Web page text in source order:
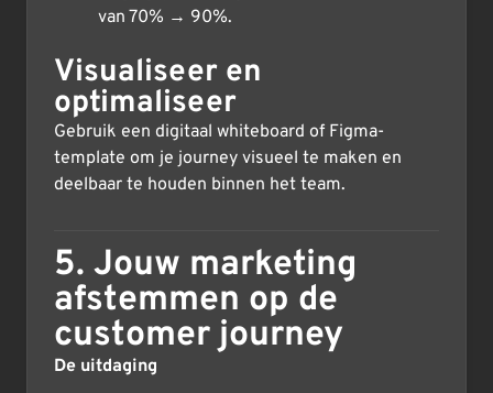
van 70% → 90%.
Visualiseer en
optimaliseer
Gebruik een digitaal whiteboard of Figma-
template om je journey visueel te maken en
deelbaar te houden binnen het team.
5. Jouw marketing
afstemmen op de
customer journey
De uitdaging